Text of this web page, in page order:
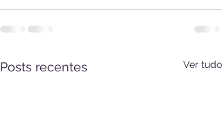
Posts recentes Ver tudo